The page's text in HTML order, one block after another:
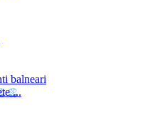
balneari
...